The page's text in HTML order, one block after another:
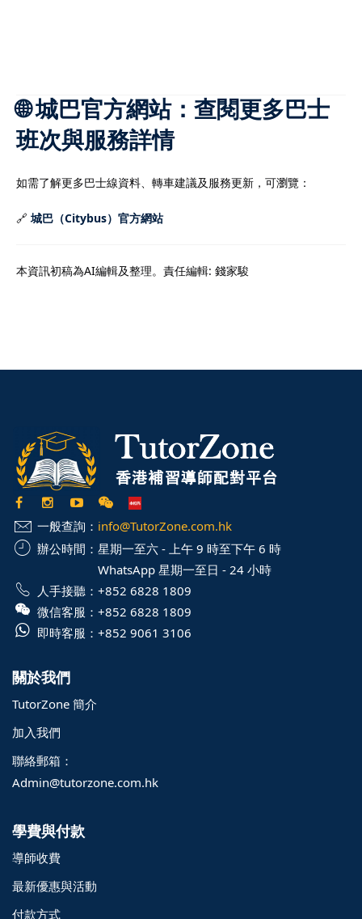
🌐 城巴官方網站：查閱更多巴士
班次與服務詳情
如需了解更多巴士線資料、轉車建議及服務更新，可瀏覽：
🔗 城巴（Citybus）官方網站
本資訊初稿為AI編輯及整理。責任編輯: 錢家駿
一般查詢： info@TutorZone.com.hk
辦公時間： 星期一至六 - 上午 9 時至下午 6 時
WhatsApp 星期一至日 - 24 小時
人手接聽： +852 6828 1809
微信客服： +852 6828 1809
即時客服： +852 9061 3106
關於我們
TutorZone 簡介
加入我們
聯絡郵箱：
Admin@tutorzone.com.hk
學費與付款
導師收費
最新優惠與活動
付款方式